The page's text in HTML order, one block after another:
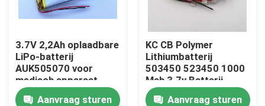
Thuis
3.7V 2,2Ah oplaadbare
LiPo-batterij
AUK505070 voor
medisch apparaat
Aanvraag sturen
KC CB Polymer
Lithiumbatterij
503450 523450 1000
Mah 3.7v Batterij
Lithiumpolymerbatterij
Aanvraag sturen